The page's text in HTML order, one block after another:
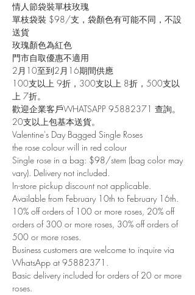
情人節袋裝單枝玫瑰
單枝袋裝 $98/支，袋顏色有可能不同，不設
送貨
玫瑰顏色為紅色
門市自取優惠不適用
2月10至到2月16期間供應
100支以上 9折，300支以上 8折，500支以
上 7折。
歡迎企業客戶WHATSAPP 95882371 查詢。
20支以上包基本送貨。
Valentine's Day Bagged Single Roses
the rose colour will in red colour
Single rose in a bag: $98/stem (bag color may
vary). Delivery not included.
In-store pickup discount not applicable.
Available from February 10th to February 16th.
10% off orders of 100 or more roses, 20% off
orders of 300 or more roses, 30% off orders of
500 or more roses.
Business customers are welcome to inquire via
WhatsApp at 95882371.
Basic delivery included for orders of 20 or more
roses.